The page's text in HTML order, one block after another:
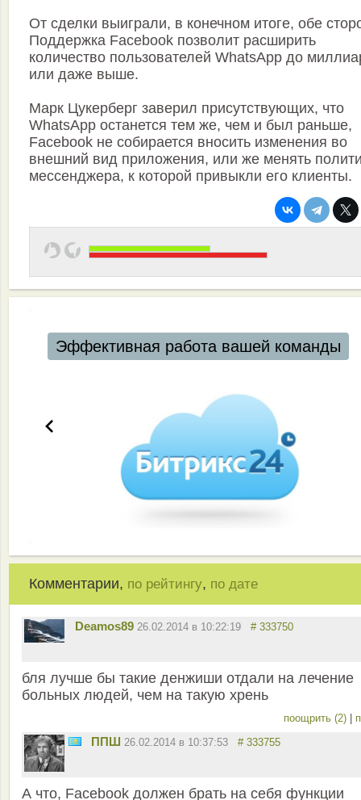
От сделки выиграли, в конечном итоге, обе
Поддержка Facebook позволит расширить
количество пользователей WhatsApp до
или даже выше.
Марк Цукерберг заверил присутствующих, что
WhatsApp останется тем же, чем и был раньше,
Facebook не собирается вносить изменения во
внешний вид приложения, или же менять
мессенджера, к которой привыкли его клиенты.
Эффективная работа вашей команды
Комментарии, по рейтингу, по дате
Deamos89 26.02.2014 в 10:22:19 # 333750
бля лучше бы такие денжиши отдали на лечение
больных людей, чем на такую хрень
поощрить (2)
ППШ 26.02.2014 в 10:37:53 # 333755
А что, Facebook должен брать на себя функции